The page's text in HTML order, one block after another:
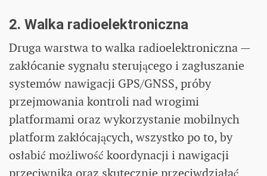
2. Walka radioelektroniczna
Druga warstwa to walka radioelektroniczna —
zakłócanie sygnału sterującego i zagłuszanie
systemów nawigacji GPS/GNSS, próby
przejmowania kontroli nad wrogimi
platformami oraz wykorzystanie mobilnych
platform zakłócających, wszystko po to, by
osłabić możliwość koordynacji i nawigacji
przeciwnika oraz skutecznie przeciwdziałać